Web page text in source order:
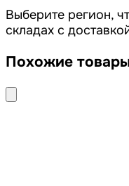
Выберите регион,
складах с
Похожие